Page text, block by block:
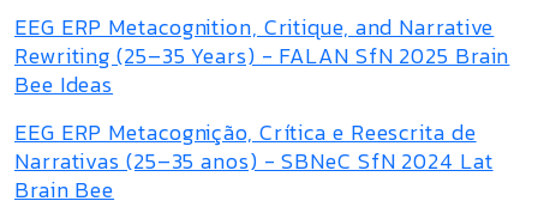
EEG ERP Metacognition, Critique, and Narrative
Rewriting (25–35 Years) - FALAN SfN 2025 Brain
Bee Ideas
EEG ERP Metacognição, Crítica e Reescrita de
Narrativas (25–35 anos) - SBNeC SfN 2024 Lat
Brain Bee